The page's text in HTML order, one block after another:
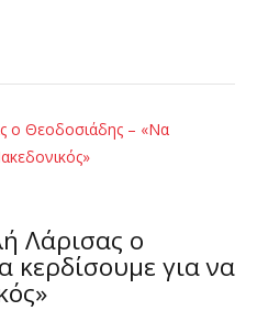
Λάρισας ο
κερδίσουμε για να